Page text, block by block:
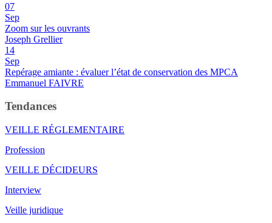
07
Sep
Zoom sur les ouvrants
Joseph Grellier
14
Sep
Repérage amiante : évaluer l’état de conservation des MPCA
Emmanuel FAIVRE
Tendances
VEILLE RÉGLEMENTAIRE
Profession
VEILLE DÉCIDEURS
Interview
Veille juridique